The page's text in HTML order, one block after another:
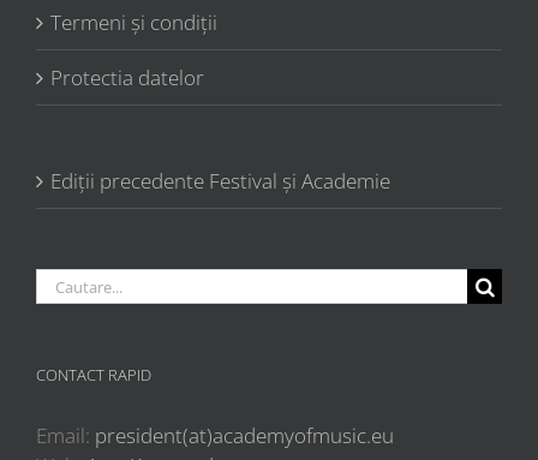
Termeni şi condiţii
Protectia datelor
Ediții precedente Festival și Academie
Cautare...
CONTACT RAPID
Email: president(at)academyofmusic.eu